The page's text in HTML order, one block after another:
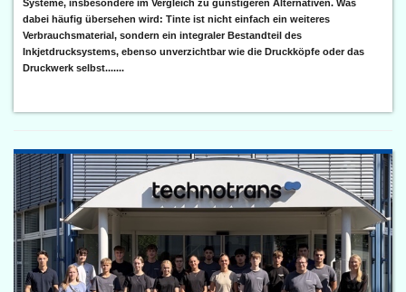
Systeme, insbesondere im Vergleich zu günstigeren Alternativen. Was
dabei häufig übersehen wird: Tinte ist nicht einfach ein weiteres
Verbrauchsmaterial, sondern ein integraler Bestandteil des
Inkjetdrucksystems, ebenso unverzichtbar wie die Druckköpfe oder das
Druckwerk selbst.......